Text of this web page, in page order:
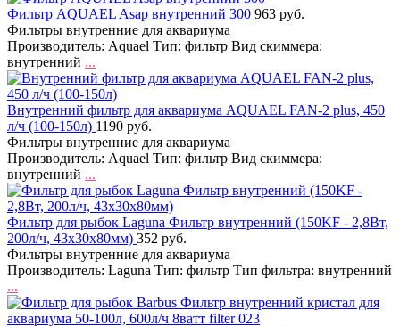
Фильтр AQUAEL Asap внутренний 300 963 руб.
Фильтры внутренние для аквариума
Производитель: Aquael Тип: фильтр Вид скиммера:
внутренний ...
Внутренний фильтр для аквариума AQUAEL FAN-2 plus, 450
л/ч (100-150л) 1190 руб.
Фильтры внутренние для аквариума
Производитель: Aquael Тип: фильтр Вид скиммера:
внутренний ...
Фильтр для рыбок Laguna Фильтр внутренний (150KF - 2,8Вт,
200л/ч, 43х30х80мм) 352 руб.
Фильтры внутренние для аквариума
Производитель: Laguna Тип: фильтр Тип фильтра: внутренний
...